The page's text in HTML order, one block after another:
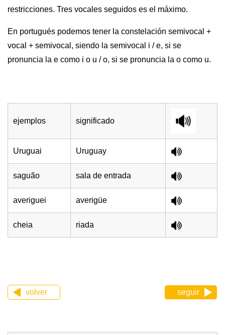
restricciones. Tres vocales seguidos es el máximo.
En portugués podemos tener la constelación semivocal +
vocal + semivocal, siendo la semivocal i / e, si se
pronuncia la e como i o u / o, si se pronuncia la o como u.
ejemplos significado
Uruguai Uruguay
saguão sala de entrada
averiguei averigüe
cheia riada
volver seguir